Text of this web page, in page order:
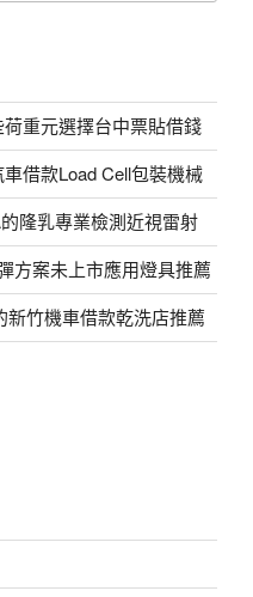
重元選擇台中票貼借錢
借款Load Cell包裝機械
隆乳專業檢測近視雷射
方案未上市應用燈具推薦
竹機車借款乾洗店推薦